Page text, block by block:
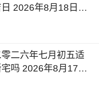
日 2026年8月18日黄
二六年七月初五适
吗 2026年8月17日